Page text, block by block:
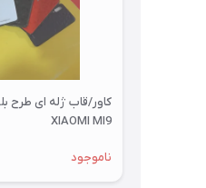
کاور/قاب ژله ای طرح
XIAOMI MI9
ناموجود